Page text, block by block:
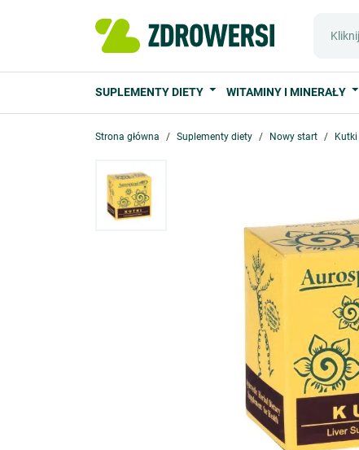
SUPLEMENTY DIETY WITAMINY I MINERAŁY
Strona główna Suplementy diety Nowy start